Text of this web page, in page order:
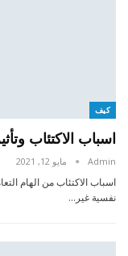
كيف
اسباب الاكتئاب
Admin مايو 12, 2021
اسباب الاكتئاب من الهام
نفسية غير…